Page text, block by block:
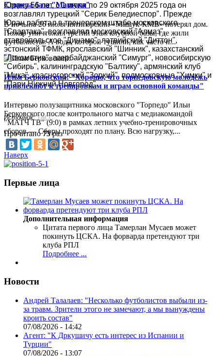
Сгорела база "Машука"
В ночь на 26 июля пятигорский «Машук-КМВ» потерял дом.
Пожар уничтожил третий этаж клубной базы, где жили
футболисты. А вода, которой тушили, как часто и...
Илья Берковский: "Хорошо, что торпедовскую молодёжь
привлекают к тренировкам и играм основной команды"
Интервью полузащитника московского "Торпедо" Ильи
Берковского после контрольного матча с медиакомандой
"МАТЧ ТВ" (9:0) в рамках летних учебно-тренировочных
сборов.— Сборы проходят по плану. Всю нагрузку,...
Юрану 56 лет, с 1 июля по 29 октября 2025 года он
возглавлял турецкий "Серик Беледиеспор". Прежде
Юран работал в тренерском штабе московского
"Спартака", возглавлял московский "Алмаз",
ставропольское "Динамо", латвийский "Диттон",
эстонский ТФМК, ярославский "Шинник", казахстанский
"Локомотив", азербайджанский "Симург", новосибирскую
"Сибирь", калининградскую "Балтику", армянский клуб
"Мика", красногорский "Зоркий", подмосковные "Химки" и
"Пари Нижний Новгород".
Источник:ТАСС
Прочитано73раз
Наверх
Первые лица
Дополнительная информация
Цитата первого лица Тамерлан Мусаев может
покинуть ЦСКА. На форварда претендуют три
клуба РПЛ
Подробнее ...
Новости
Андрей Талалаев: "Несколько футболистов выбыли из-
за травм. Зрители этого не замечают, а мы вынуждены
кроить состав"
07/08/2026 - 14:42
Агент: "К Дркушичу есть интерес из Испании и
Турции"
07/08/2026 - 13:07